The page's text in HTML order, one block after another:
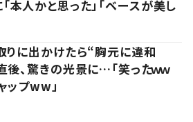
人かと思った」「ベースが美し
りに出かけたら“胸元に違和
、驚きの光景に…「笑ったｗｗ
ップww」